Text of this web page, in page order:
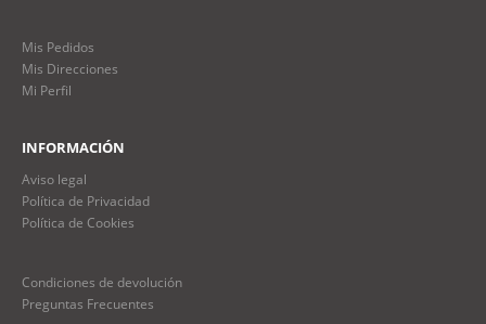
Mis Pedidos
Mis Direcciones
Mi Perfil
INFORMACIÓN
Aviso legal
Política de Privacidad
Política de Cookies
Condiciones de devolución
Preguntas Frecuentes